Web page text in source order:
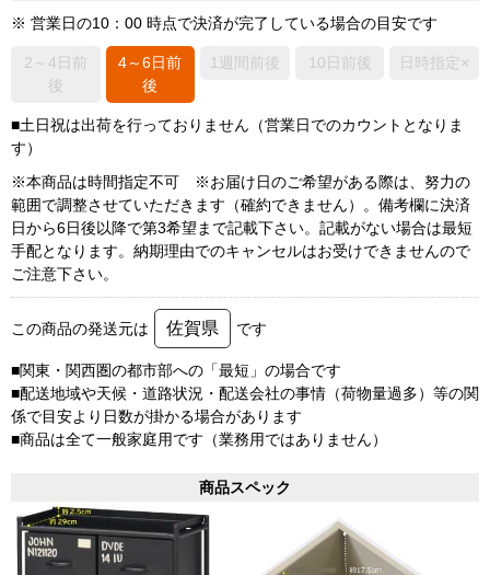
※ 営業日の10：00 時点で決済が完了している場合の目安です
2～4日前
後
4～6日前
後
1週間前後 10日前後 日時指定×
■土日祝は出荷を行っておりません（営業日でのカウントとなりま
す）
※本商品は時間指定不可 ※お届け日のご希望がある際は、努力の
範囲で調整させていただきます（確約できません）。備考欄に決済
日から6日後以降で第3希望まで記載下さい。記載がない場合は最短
手配となります。納期理由でのキャンセルはお受けできませんので
ご注意下さい。
この商品の発送元は 佐賀県 です
■関東・関西圏の都市部への「最短」の場合です
■配送地域や天候・道路状況・配送会社の事情（荷物量過多）等の関
係で目安より日数が掛かる場合があります
■商品は全て一般家庭用です（業務用ではありません）
商品スペック